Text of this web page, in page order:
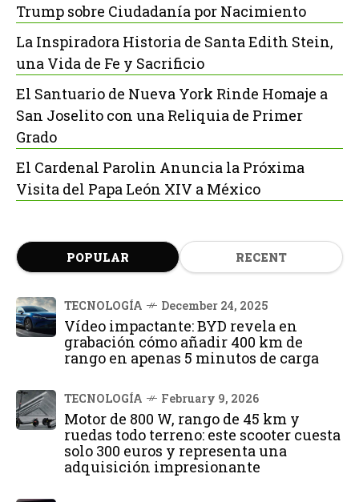
Trump sobre Ciudadanía por Nacimiento
La Inspiradora Historia de Santa Edith Stein,
una Vida de Fe y Sacrificio
El Santuario de Nueva York Rinde Homaje a
San Joselito con una Reliquia de Primer
Grado
El Cardenal Parolin Anuncia la Próxima
Visita del Papa León XIV a México
POPULAR RECENT
TECNOLOGÍA December 24, 2025
Vídeo impactante: BYD revela en
grabación cómo añadir 400 km de
rango en apenas 5 minutos de carga
TECNOLOGÍA February 9, 2026
Motor de 800 W, rango de 45 km y
ruedas todo terreno: este scooter cuesta
solo 300 euros y representa una
adquisición impresionante